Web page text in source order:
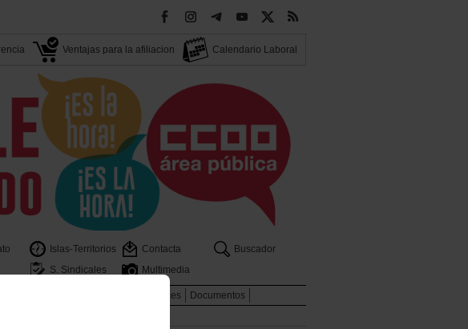
Ventajas para la afiliacion Calendario Laboral
Islas-Territorios Contacta
Buscador
S. Sindicales Multimedia
Enlaces
Documentos